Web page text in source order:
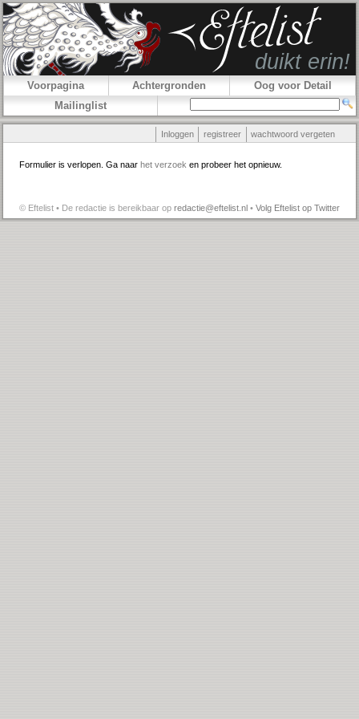
Voorpagina Achtergronden
Oog voor Detail
Mailinglist
Inloggen registreer wachtwoord vergeten
Formulier is verlopen. Ga naar het verzoek en probeer het opnieuw.
© Eftelist • De redactie is bereikbaar op redactie@eftelist.nl • Volg Eftelist op Twitter